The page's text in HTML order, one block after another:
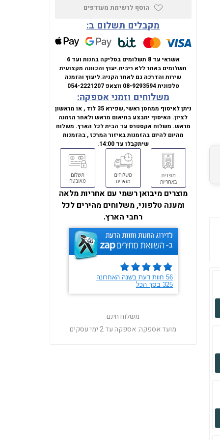
הוסף לרשימת מעודפים
מקבלים תשלום ב:
אשראי עד 8 תשלומים בסליקה בחנות ועד 6
תשלומים באתר ללא ריבית.יעוץ והכוונה מקצועית
שירות והדרכה גם לאחר הקניה.ליעוץ והזמנה
טלפונית08-9293594 ווצאפ054-2221207
משלוחים וזמני אספקה:
ניתן לאיסוף ממחסן ראשי ,שפירא 35 לוד , או מראשון
לציון. האיסוף יתבצע בתיאום מראש ולאחר הזמנה
מראש. משלוח אקספרס עד הבית לכל הארץ. משלוח
מהיום להיום בהזמנות באיזור המרכז , בהזמנות
שיתקבלו עד 14:00.
מוצרים מיבואן רשמי עם אחריות מלאה
ומענה טלפוני, משלוחים מהירים לכל
רחבי הארץ.
משלוח חינם
מועד אספקה:אספקה עד 2 ימי עסקים